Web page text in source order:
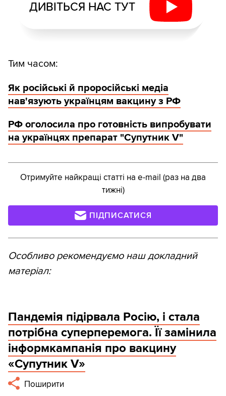
ДИВІТЬСЯ НАС ТУТ
Тим часом:
Як російські й проросійські медіа
нав'язують українцям вакцину з РФ
РФ оголосила про готовність випробувати
на українцях препарат "Супутник V"
Отримуйте найкращі статті на e-mail (раз на два
тижні)
ПІДПИСАТИСЯ
Особливо рекомендуємо наш докладний
матеріал:
Пандемія підірвала Росію, і стала
потрібна суперперемога. Її замінила
інформкампанія про вакцину
«Супутник V»
Поширити